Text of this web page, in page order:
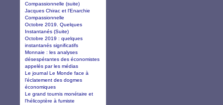
Compassionnelle (suite)
Jacques Chirac et l'Enarchie
Compassionnelle
Octobre 2019. Quelques
Instantanés (Suite)
Octobre 2019 : quelques
instantanés significatifs
Monnaie : les analyses
désespérantes des économistes
appelés par les médias
Le journal Le Monde face à
l’éclatement des dogmes
économiques
Le grand tournis monétaire et
l'hélicoptère à fumiste